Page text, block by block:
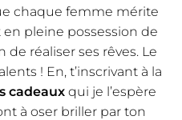
chaque femme mérite
pleine possession de
réaliser ses rêves. Le
! En, t’inscrivant à la
cadeaux qui je l’espère
à oser briller par ton